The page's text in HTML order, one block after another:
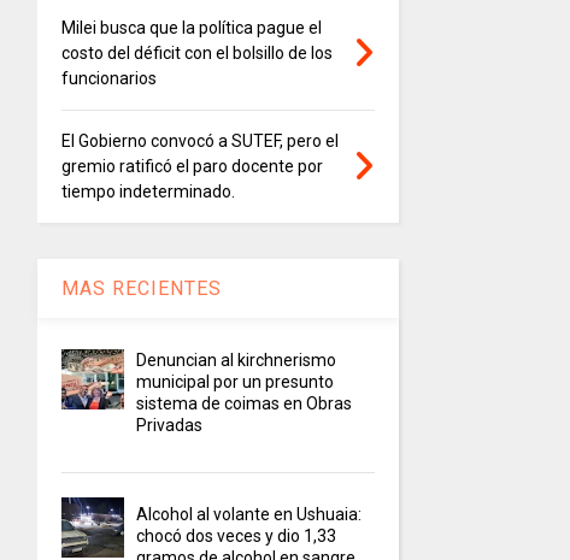
Milei busca que la política pague el
costo del déficit con el bolsillo de los
funcionarios
El Gobierno convocó a SUTEF, pero el
gremio ratificó el paro docente por
tiempo indeterminado.
MAS RECIENTES
Denuncian al kirchnerismo
municipal por un presunto
sistema de coimas en Obras
Privadas
Alcohol al volante en Ushuaia:
chocó dos veces y dio 1,33